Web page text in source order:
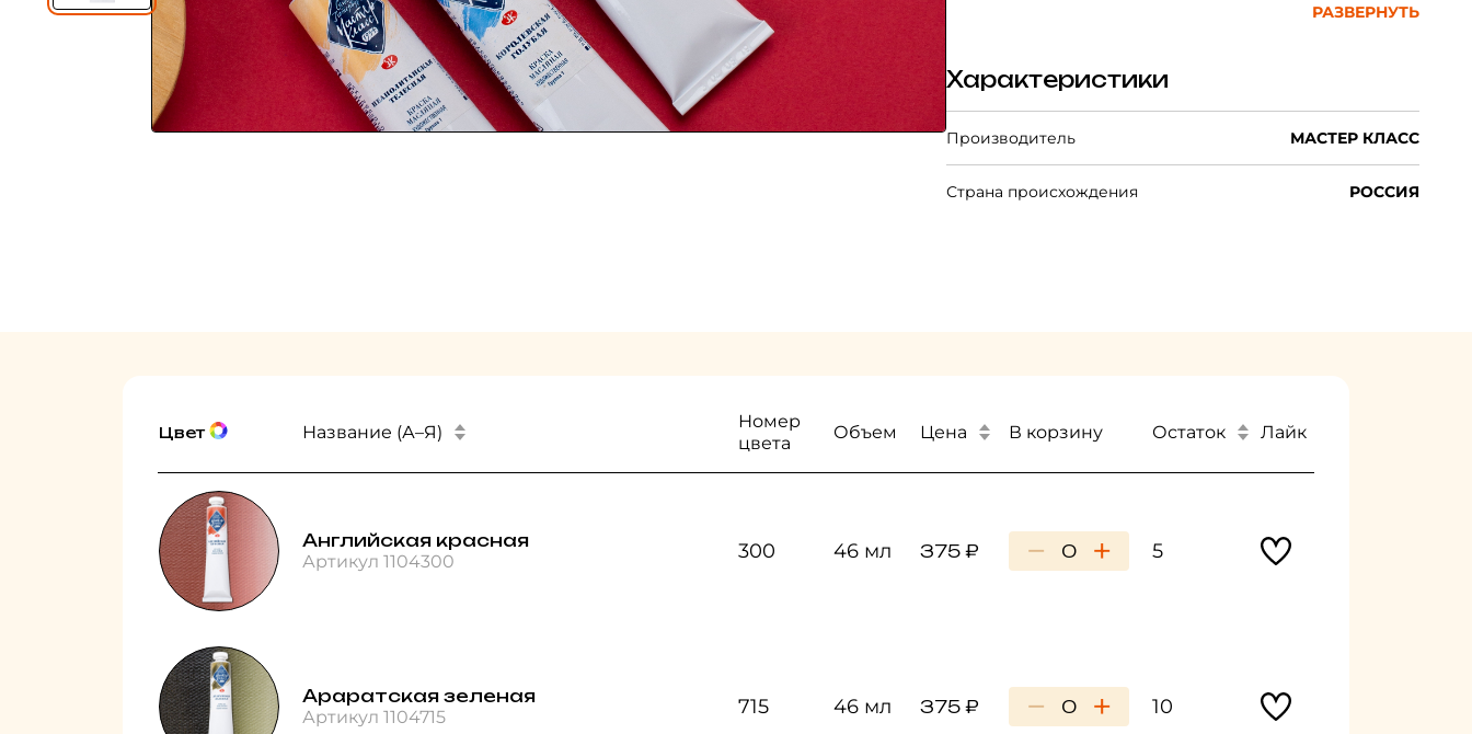
сбалансированностью корпусных и лессирующих
отличаются чистотой цвета и высокой
светостойкостью, не меняют изначального тона
даже при выполнении самых ответственных и
реставрационных работ. Выпускаются в тубах 46
мл.
РАЗВЕРНУТЬ
Характеристики
Производитель МАСТЕР КЛАСС
Страна происхождения РОССИЯ
Цвет Название (А–Я)
Номер
цвета
Объем Цена В корзину Остаток Лайк
Английская красная
Артикул 1104300 300 46 мл 375 ₽ − + 5
Араратская зеленая
Артикул 1104715 715 46 мл 375 ₽ − + 10